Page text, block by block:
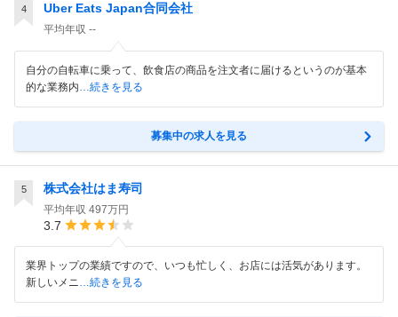
4 Uber Eats Japan合同会社
平均年収 --
自分の自転車に乗って、飲食店の商品を注文者に届けるというのが基本
的な業務内…続きを見る
募集中の求人を見る
5 株式会社はま寿司
平均年収 497万円
3.7
業界トップの業績ですので、いつも忙しく、お店には活気があります。
新しいメニ
…続きを見る